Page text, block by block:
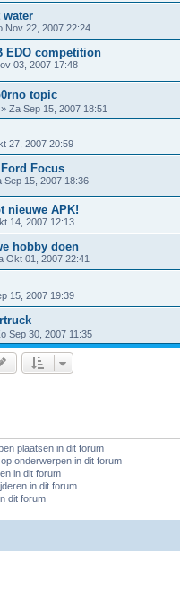
water
Nov 22, 2007 22:24
EDO competition
03, 2007 17:48
topic
» Za Sep 15, 2007 18:51
27, 2007 20:59
Focus
Sep 15, 2007 18:36
nieuwe APK!
14, 2007 12:13
hobby doen
Okt 01, 2007 22:41
15, 2007 19:39
Sep 30, 2007 11:35
plaatsen in dit forum
onderwerpen in dit forum
in dit forum
in dit forum
dit forum